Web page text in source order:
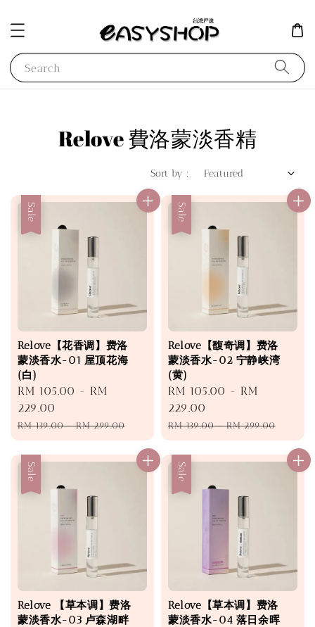
Search
Relove 費洛蒙淡香精
Sort by :
Sale
Relove【花香调】费洛
蒙淡香水-01 屋顶花海
(白)
Sale
price
RM 105.00 - RM
229.00
Regular
price
RM 139.00-RM 299.00
Sale
Relove【馥奇调】费洛
蒙淡香水-02 宁静峡湾
(黄)
Sale
price
RM 105.00 - RM
229.00
Regular
price
RM 139.00-RM 299.00
Sale
Relove 【草本调】费洛
蒙淡香水-03 卢森湖畔
Sale
Relove【草本调】费洛
蒙淡香水-04 落日余晖